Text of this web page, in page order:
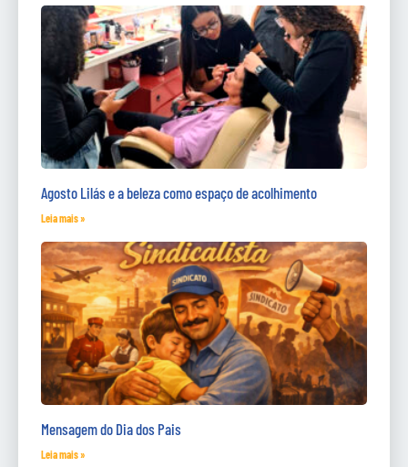
Agosto Lilás e a beleza como espaço de acolhimento
Leia mais »
Mensagem do Dia dos Pais
Leia mais »